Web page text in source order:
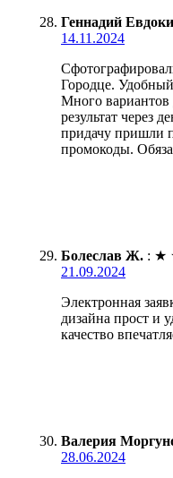
Геннадий
14.11.2024
Городце. Удобный
Много вариантов
результат через
придачу пришли
промокоды.
Болеслав Ж. : ★
21.09.2024
Электронная
дизайна прост и
качество
Валерия
28.06.2024